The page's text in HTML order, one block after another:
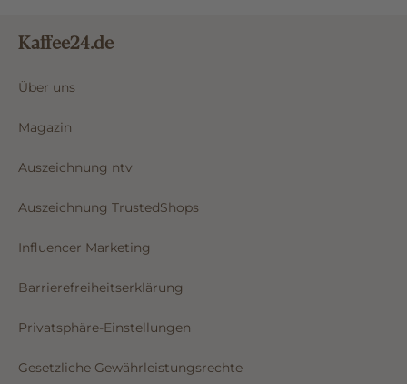
Kaffee24.de
Über uns
Magazin
Auszeichnung ntv
Auszeichnung TrustedShops
Influencer Marketing
Barrierefreiheitserklärung
Privatsphäre-Einstellungen
Gesetzliche Gewährleistungsrechte